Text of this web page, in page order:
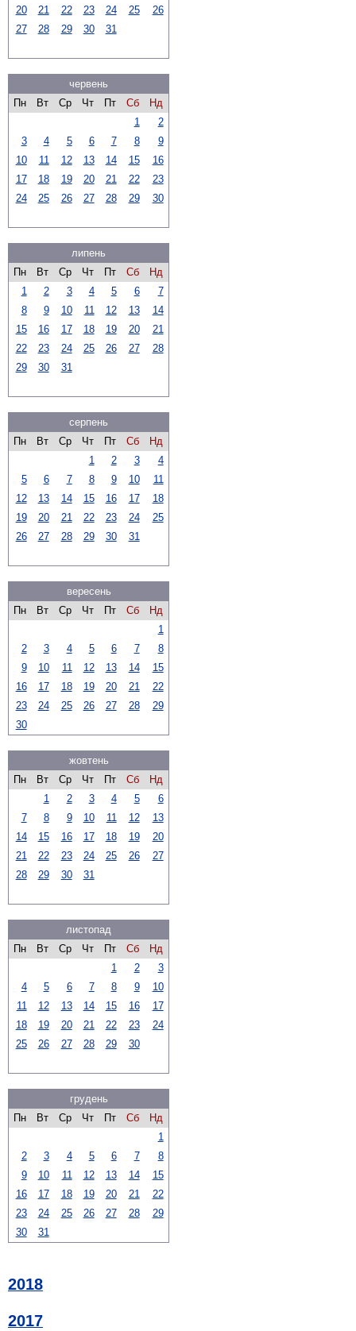
20
21 22 23 24 25
26
27
28 29 30 31
червень
Пн
Вт Ср Чт Пт Сб
Нд
1
2
3
4 5 6 7 8
9
10
11 12 13 14 15
16
17
18 19 20 21 22
23
24
25 26 27 28 29 30
липень
Пн
Вт Ср Чт Пт Сб
Нд
1
2 3 4 5 6
7
8
9 10 11 12 13
14
15
16 17 18 19 20
21
22
23 24 25 26 27
28
29
30 31
серпень
Пн
Вт Ср Чт Пт Сб
Нд
1
2 3
4
5
6 7 8 9 10
11
12
13 14 15 16 17
18
19
20 21 22 23 24
25
26
27 28 29 30 31
вересень
Пн
Вт Ср Чт Пт Сб
Нд
1
2
3 4 5 6 7
8
9
10 11 12 13 14
15
16
17 18 19 20 21
22
23
24 25 26 27 28
29
30
жовтень
Пн
Вт Ср Чт Пт Сб
Нд
1
2 3 4 5
6
7
8 9 10 11 12
13
14
15 16 17 18 19
20
21
22 23 24 25 26
27
28
29 30 31
листопад
Пн
Вт Ср Чт Пт Сб
Нд
1
2
3
4
5 6 7 8 9
10
11
12 13 14 15 16
17
18
19 20 21 22 23
24
25
26 27 28 29 30
грудень
Пн
Вт Ср Чт Пт Сб
Нд
1
2
3 4 5 6 7
8
9
10 11 12 13 14
15
16
17 18 19 20 21
22
23
24 25 26 27 28
29
30
31
2018
2017